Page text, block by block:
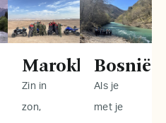
Marokko
Zin in
zon,
Bosnië
Als je
met je